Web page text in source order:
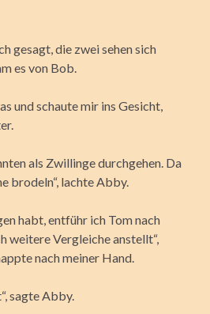
gesagt, die zwei sehen sich
es von Bob.
und schaute mir ins Gesicht,
als Zwillinge durchgehen. Da
brodeln“, lachte Abby.
habt, entführ ich Tom nach
weitere Vergleiche anstellt“,
nach meiner Hand.
sagte Abby.